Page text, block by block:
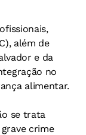
além de
e da
no
alimentar.
se trata
crime